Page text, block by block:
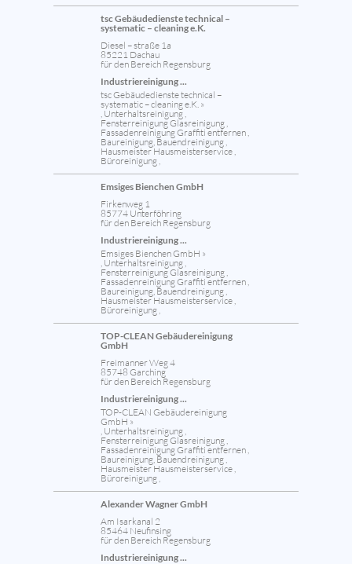
tsc Gebäudedienste technical –
systematic – cleaning e.K.
Diesel – straße 1a
85221 Dachau
für den Bereich Regensburg
Industriereinigung ...
tsc Gebäudedienste technical –
systematic – cleaning e.K. »
, Unterhaltsreinigung ,
Fensterreinigung Glasreinigung ,
Fassadenreinigung Graffiti entfernen ,
Baureinigung, Bauendreinigung ,
Hausmeister Hausmeisterservice ,
Büroreinigung ,
Emsiges Bienchen GmbH
Firkenweg 1
85774 Unterföhring
für den Bereich Regensburg
Industriereinigung ...
Emsiges Bienchen GmbH »
, Unterhaltsreinigung ,
Fensterreinigung Glasreinigung ,
Fassadenreinigung Graffiti entfernen ,
Baureinigung, Bauendreinigung ,
Hausmeister Hausmeisterservice ,
Büroreinigung ,
TOP-CLEAN Gebäudereinigung
GmbH
Freimanner Weg 4
85748 Garching
für den Bereich Regensburg
Industriereinigung ...
TOP-CLEAN Gebäudereinigung
GmbH »
, Unterhaltsreinigung ,
Fensterreinigung Glasreinigung ,
Fassadenreinigung Graffiti entfernen ,
Baureinigung, Bauendreinigung ,
Hausmeister Hausmeisterservice ,
Büroreinigung ,
Alexander Wagner GmbH
Am Isarkanal 2
85464 Neufinsing
für den Bereich Regensburg
Industriereinigung ...